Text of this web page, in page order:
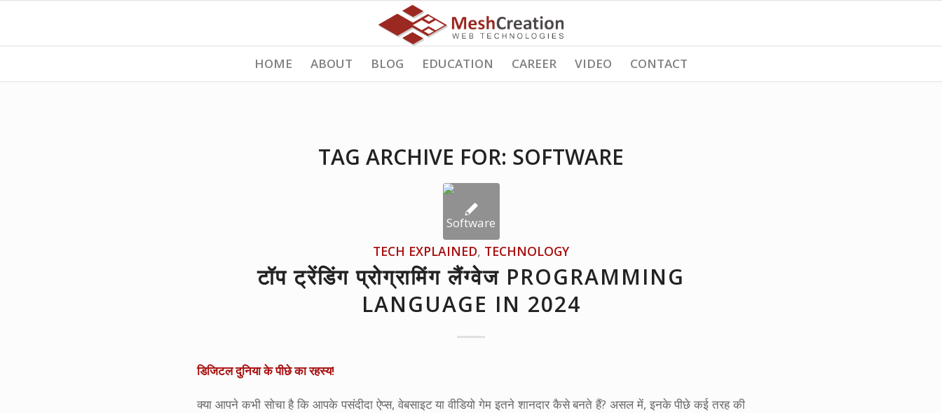
HOME ABOUT BLOG EDUCATION CAREER VIDEO CONTACT
TAG ARCHIVE FOR: SOFTWARE
TECH EXPLAINED, TECHNOLOGY
टॉप ट्रेंडिंग प्रोग्रामिंग लैंग्वेज PROGRAMMING
LANGUAGE IN 2024
डिजिटल दुनिया के पीछे का रहस्य!
क्या आपने कभी सोचा है कि आपके पसंदीदा ऐप्स, वेबसाइट या वीडियो गेम इतने शानदार कैसे बनते हैं? असल में, इनके पीछे कई तरह की